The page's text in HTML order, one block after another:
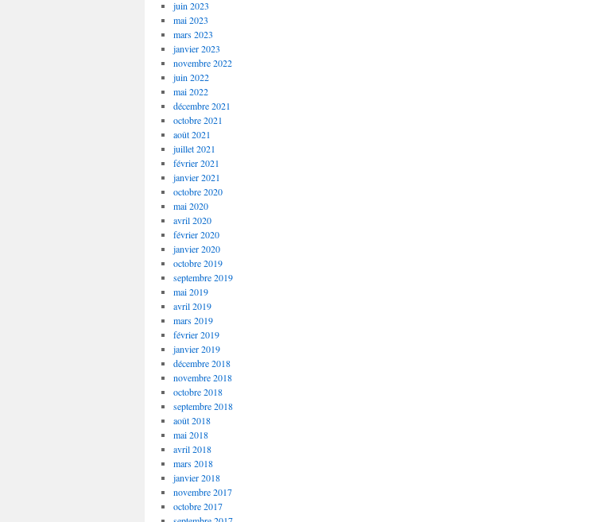
juin 2023
mai 2023
mars 2023
janvier 2023
novembre 2022
juin 2022
mai 2022
décembre 2021
octobre 2021
août 2021
juillet 2021
février 2021
janvier 2021
octobre 2020
mai 2020
avril 2020
février 2020
janvier 2020
octobre 2019
septembre 2019
mai 2019
avril 2019
mars 2019
février 2019
janvier 2019
décembre 2018
novembre 2018
octobre 2018
septembre 2018
août 2018
mai 2018
avril 2018
mars 2018
janvier 2018
novembre 2017
octobre 2017